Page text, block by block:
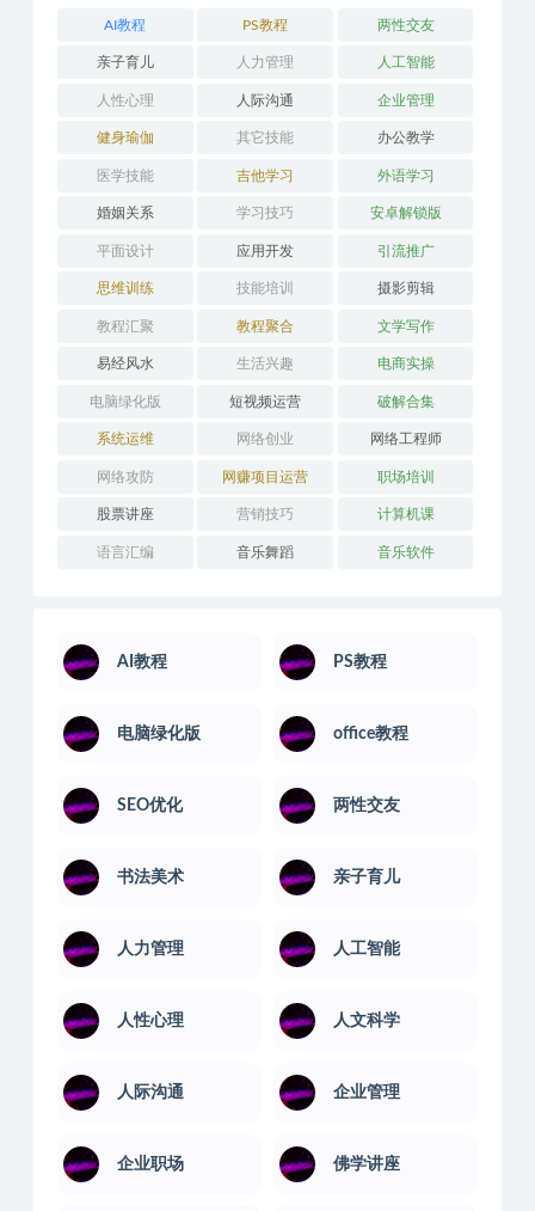
AI教程 PS教程 两性交友
亲子育儿 人力管理 人工智能
人性心理 人际沟通 企业管理
健身瑜伽 其它技能 办公教学
医学技能 吉他学习 外语学习
婚姻关系 学习技巧 安卓解锁版
平面设计 应用开发 引流推广
思维训练 技能培训 摄影剪辑
教程汇聚 教程聚合 文学写作
易经风水 生活兴趣 电商实操
电脑绿化版 短视频运营 破解合集
系统运维 网络创业 网络工程师
网络攻防 网赚项目运营 职场培训
股票讲座 营销技巧 计算机课
语言汇编 音乐舞蹈 音乐软件
AI教程 PS教程
电脑绿化版 office教程
SEO优化 两性交友
书法美术 亲子育儿
人力管理 人工智能
人性心理 人文科学
人际沟通 企业管理
企业职场 佛学讲座